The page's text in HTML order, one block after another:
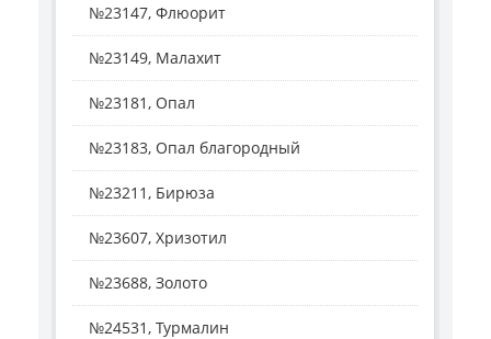
№23147, Флюорит
№23149, Малахит
№23181, Опал
№23183, Опал благородный
№23211, Бирюза
№23607, Хризотил
№23688, Золото
№24531, Турмалин